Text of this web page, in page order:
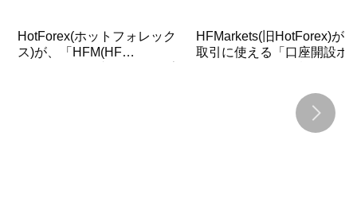
HotForex(ホットフォレック
ス)が、「HFM(HF
HFMarkets(旧HotForex)が、
取引に使える「口座開設ボ